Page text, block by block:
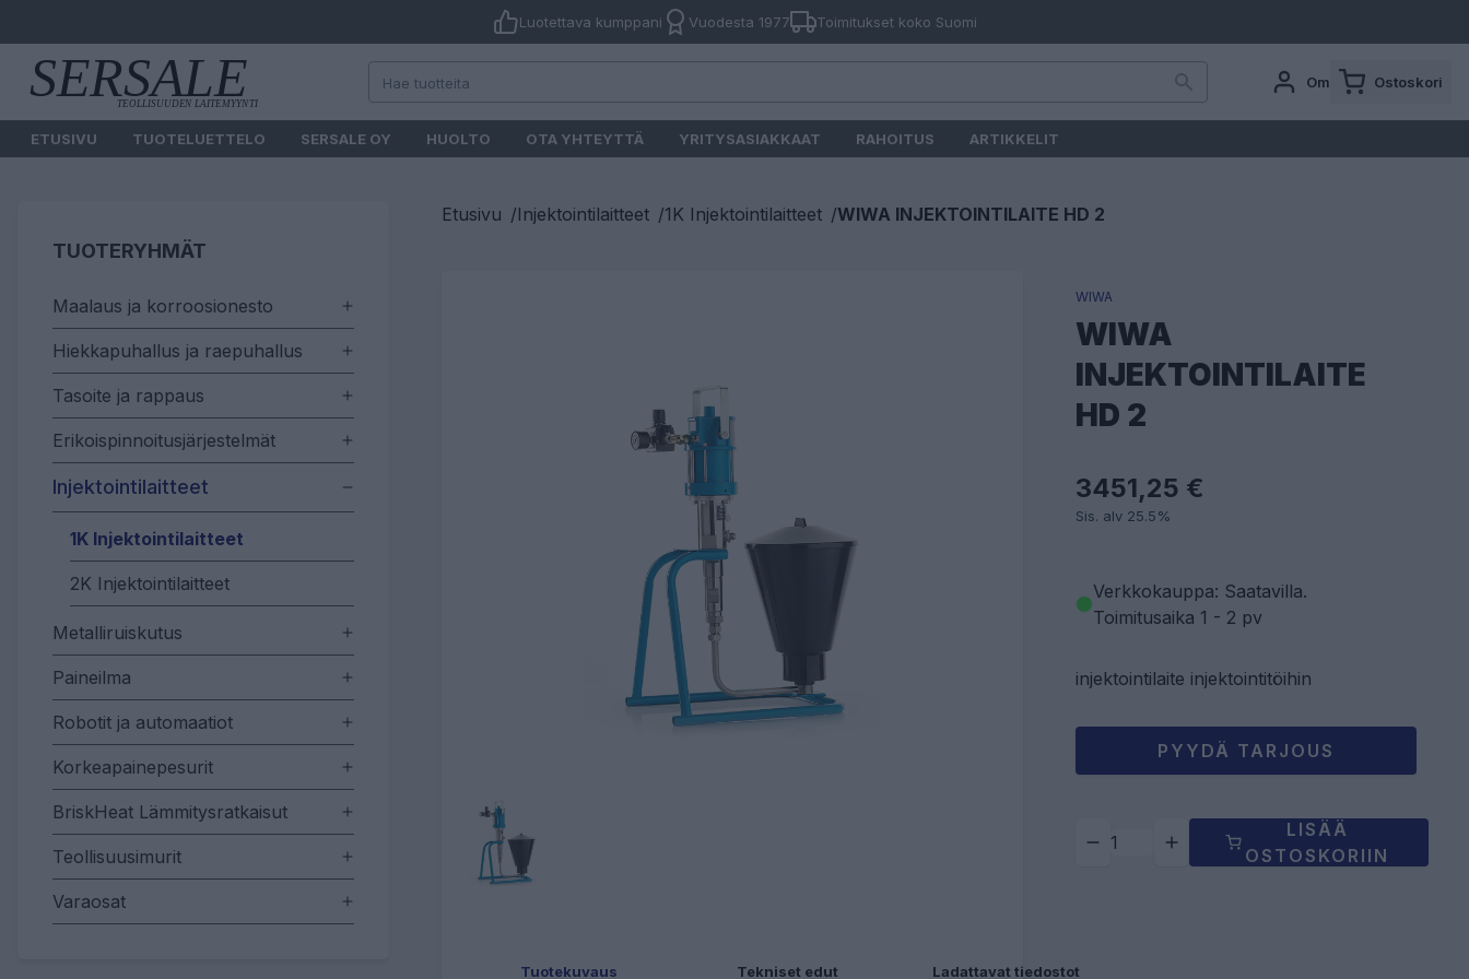
Luotettava kumppani Vuodesta 1977 Toimitukset koko Suomi
Oma tili Ostoskori
ETUSIVU TUOTELUETTELO SERSALE OY HUOLTO OTA YHTEYTTÄ YRITYSASIAKKAAT RAHOITUS ARTIKKELIT
TUOTERYHMÄT
Maalaus ja korroosionesto
Hiekkapuhallus ja raepuhallus
Tasoite ja rappaus
Erikoispinnoitusjärjestelmät
Injektointilaitteet
1K Injektointilaitteet
2K Injektointilaitteet
Metalliruiskutus
Paineilma
Robotit ja automaatiot
Korkeapainepesurit
BriskHeat Lämmitysratkaisut
Teollisuusimurit
Varaosat
Etusivu /Injektointilaitteet /1K Injektointilaitteet /WIWA INJEKTOINTILAITE HD 2
Tuotekuvaus Tekniset edut Ladattavat tiedostot
WIWA
WIWA
INJEKTOINTILAITE
HD 2
3451,25 €
Sis. alv 25.5%
Verkkokauppa: Saatavilla.
Toimitusaika 1 - 2 pv
injektointilaite injektointitöihin
PYYDÄ TARJOUS
LISÄÄ
OSTOSKORIIN